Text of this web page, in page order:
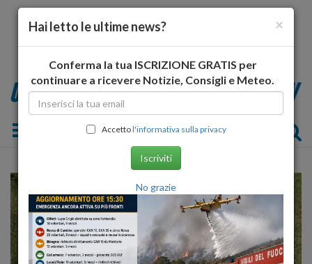
Toggle navigation
×
Hai letto le ultime news?
Conferma la tua ISCRIZIONE GRATIS per
continuare a ricevere Notizie, Consigli e Meteo.
Accettol'informativa sulla privacy
Iscriviti
No grazie